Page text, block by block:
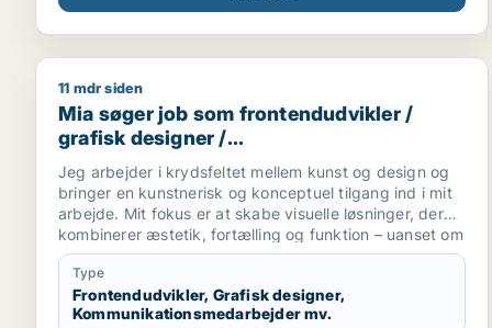
Mia søger job som frontendudvikler / grafisk
11 mdr siden
Mia søger job som frontendudvikler /
grafisk designer /
kommunikationsmedarbejder / kreativ
medarbejder
Jeg arbejder i krydsfeltet mellem kunst og design og
bringer en kunstnerisk og konceptuel tilgang ind i mit
arbejde. Mit fokus er at skabe visuelle løsninger, der
kombinerer æstetik, fortælling og funktion – uanset om
jeg designer en visuel identitet, udvikler illustrationer,
fotograferer eller formidler gennem grafiske produkter.
Jeg har en bred vifte af kreative og strategiske
kompetencer:
Type
Frontendudvikler, Grafisk designer,
Kommunikationsmedarbejder mv.